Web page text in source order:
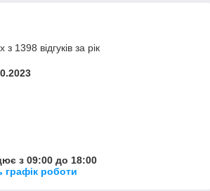
1398 відгуків за рік
з 09:00 до 18:00
графік роботи